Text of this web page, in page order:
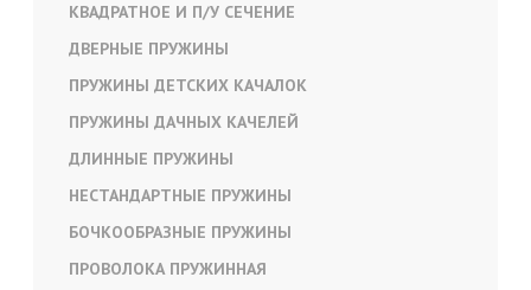
КВАДРАТНОЕ И П/У СЕЧЕНИЕ
ДВЕРНЫЕ ПРУЖИНЫ
ПРУЖИНЫ ДЕТСКИХ КАЧАЛОК
ПРУЖИНЫ ДАЧНЫХ КАЧЕЛЕЙ
ДЛИННЫЕ ПРУЖИНЫ
НЕСТАНДАРТНЫЕ ПРУЖИНЫ
БОЧКООБРАЗНЫЕ ПРУЖИНЫ
ПРОВОЛОКА ПРУЖИННАЯ